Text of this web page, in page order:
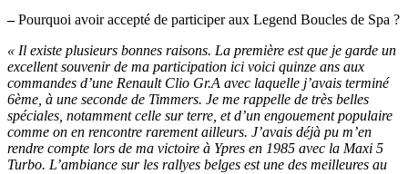
–Pourquoi avoir accepté de participer aux Legend Boucles de Spa ?
« Il existe plusieurs bonnes raisons. La première est que je garde un
excellent souvenir de ma participation ici voici quinze ans aux
commandes d’une Renault Clio Gr.A avec laquelle j’avais terminé
6ème, à une seconde de Timmers. Je me rappelle de très belles
spéciales, notamment celle sur terre, et d’un engouement populaire
comme on en rencontre rarement ailleurs. J’avais déjà pu m’en
rendre compte lors de ma victoire à Ypres en 1985 avec la Maxi 5
Turbo. L’ambiance sur les rallyes belges est une des meilleures au